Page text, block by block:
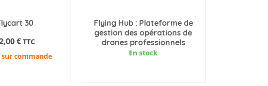
30
€ TTC
commande
Flying Hub : Plateforme de
gestion des opérations de
drones professionnels
En stock